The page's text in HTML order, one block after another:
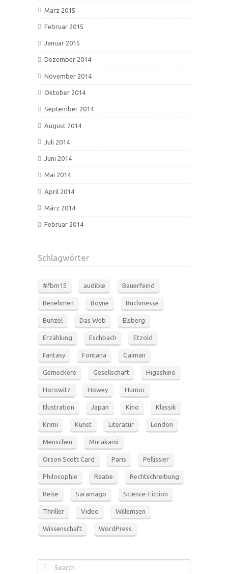
März 2015
Februar 2015
Januar 2015
Dezember 2014
November 2014
Oktober 2014
September 2014
August 2014
Juli 2014
Juni 2014
Mai 2014
April 2014
März 2014
Februar 2014
Schlagwörter
#fbm15 audible Bauerfeind
Benehmen Boyne Buchmesse
Bunzel Das Web Elsberg
Erzählung Eschbach Etzold
Fantasy Fontana Gaiman
Gemeckere Gesellschaft Higashino
Horowitz Howey Humor
Illustration Japan Kino Klassik
Krimi Kunst Literatur London
Menschen Murakami
Orson Scott Card Paris Pellissier
Philosophie Raabe Rechtschreibung
Reise Saramago Science-Fiction
Thriller Video Willemsen
Wissenschaft WordPress